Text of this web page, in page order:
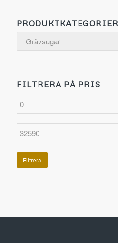
PRODUKTKATEGORIER
FILTRERA PÅ PRIS
Filtrera